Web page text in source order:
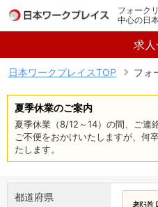
フォーク
中心の日
求
日本ワークプレイスTOP フォ
夏季休業のご案内
夏季休業（8/12～14）の間、ご連
ご不便をおかけいたしますが、何
たします。
都道府県